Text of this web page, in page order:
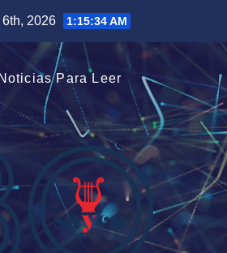
2026 1:15:35 AM
Para Leer